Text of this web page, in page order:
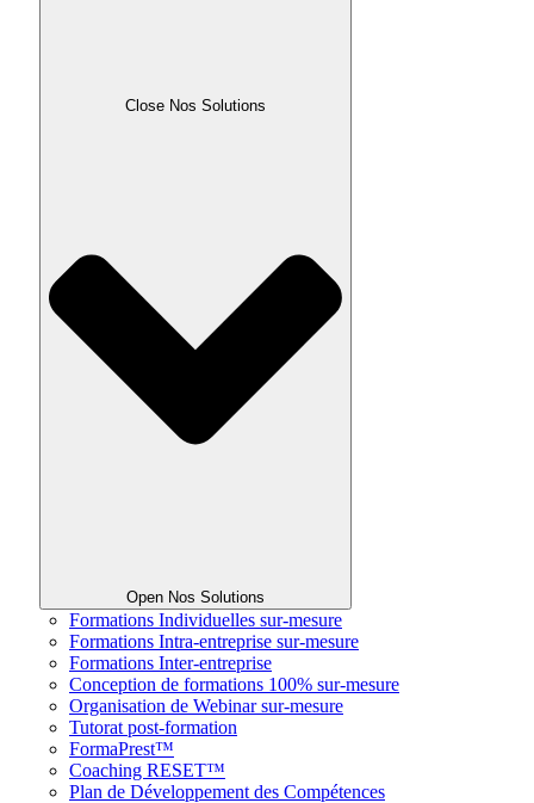
Close Nos Solutions
Open Nos Solutions
Formations Individuelles sur-mesure
Formations Intra-entreprise sur-mesure
Formations Inter-entreprise
Conception de formations 100% sur-mesure
Organisation de Webinar sur-mesure
Tutorat post-formation
FormaPrest™
Coaching RESET™
Plan de Développement des Compétences